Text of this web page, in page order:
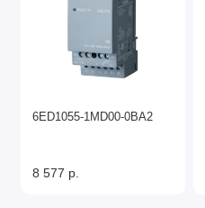
6ED1055-1MD00-0BA2
8 577 р.